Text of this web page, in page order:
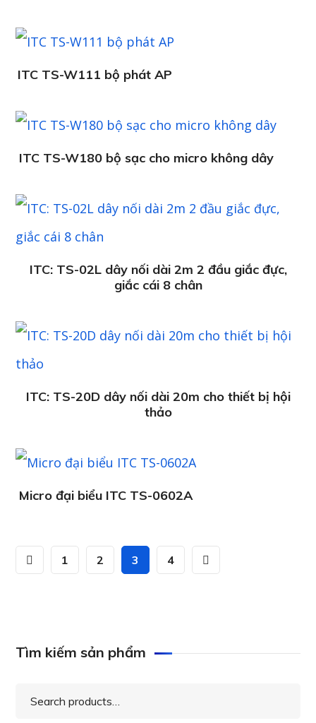
ITC TS-W111 bộ phát AP
ITC TS-W180 bộ sạc cho micro không dây
ITC: TS-02L dây nối dài 2m 2 đầu giắc đực,
giắc cái 8 chân
ITC: TS-20D dây nối dài 20m cho thiết bị hội
thảo
Micro đại biểu ITC TS-0602A
1 2 3 4
Tìm kiếm sản phẩm
Search